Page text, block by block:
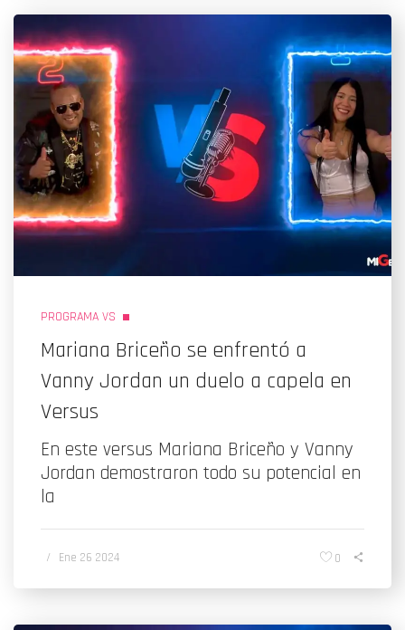
PROGRAMA VS
Mariana Briceño se enfrentó a
Vanny Jordan un duelo a capela en
Versus
En este versus Mariana Briceño y Vanny
Jordan demostraron todo su potencial en
la
/ Ene 26 2024 0